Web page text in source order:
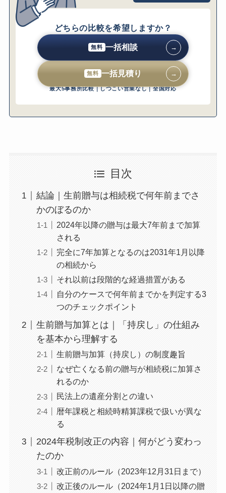
どちらの比較を希望しますか？
無料 一括見積り →
無料 一括相談 →
最大5事務所比較｜しつこい営業なし｜全国対応
目次
結論｜生前贈与は相続税で何年前までさ
かのぼるのか
2024年以降の贈与は最大7年前まで加算
される
完全に7年加算となるのは2031年1月以降
の相続から
それ以前は段階的な経過措置がある
自分のケースで何年前までかを判定する3
つのチェックポイント
生前贈与加算とは｜「持戻し」の仕組み
を基本から理解する
生前贈与加算（持戻し）の制度趣旨
なぜ亡くなる前の贈与が相続税に加算さ
れるのか
民法上の遺産分割との違い
暦年課税と相続時精算課税で扱いが異な
る
2024年税制改正の内容｜何がどう変わっ
たのか
改正前のルール（2023年12月31日まで）
改正後のルール（2024年1月1日以降の贈
贈与）
100万円控除を活用した計算例
暦年課税と相続時精算課税の比較｜どちらを
選ぶべきか
暦年課税の特徴と加算ルール
相続時精算課税の特徴と加算ルール（2024
選択判断のフローチャート
「何年前まで」を超えても残るリスク｜名義
名義預金と認定される3つの典型パターン
定期贈与（連年贈与）と認定されるケース
贈与契約書の重要性と書き方
振込履歴・通帳管理で気をつけるべきこと
税務調査で贈与が発覚する典型ルート
7年加算時代の相続対策｜実務で有効な5つの
戦略
早期からの暦年贈与のスタート
相続人以外（孫・子の配偶者など）への贈
非課税制度の組み合わせ
生命保険の非課税枠との併用
相続時精算課税の戦略的選択
よくある質問（FAQ）
Q1. 2023年に贈与した分は7年加算の対象に
なりますか？
Q2. 110万円以下の贈与でも加算されます
か？
Q3. 相続人ではない孫への贈与は加算されま
すか？
Q4. 3年超〜7年以内の100万円控除は毎年使
えますか？
Q5. 相続時精算課税で贈与した分は7年加算